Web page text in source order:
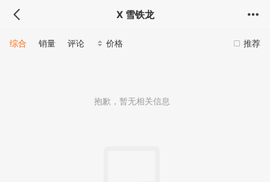
X 雪铁龙
推荐
综合 销量 评论 价格
抱歉，暂无相关信息